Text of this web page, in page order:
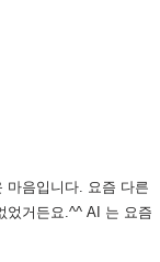
마음입니다. 요즘 다른
었거든요.^^ AI 는 요즘